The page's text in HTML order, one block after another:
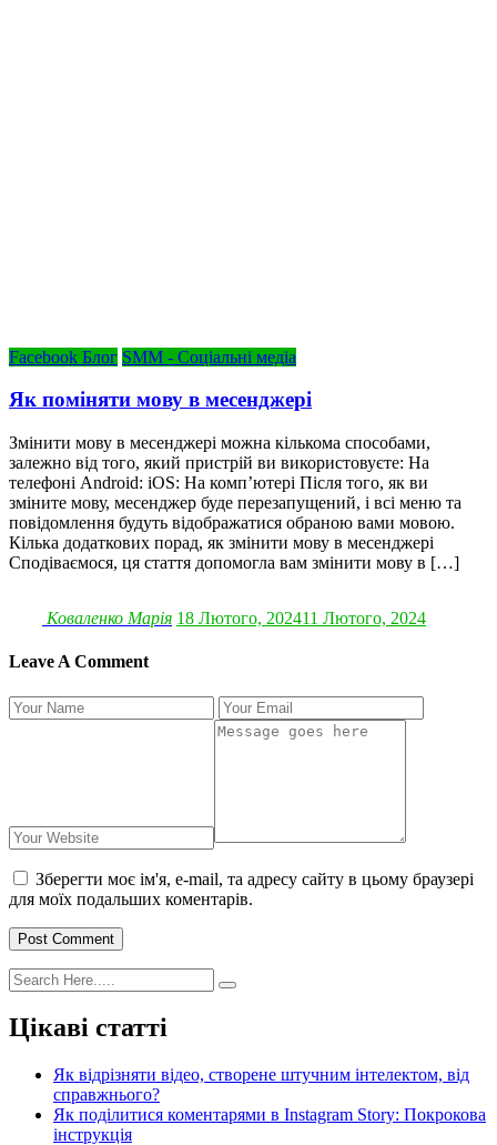
Facebook Блог SMM - Соціальні медіа
Як поміняти мову в месенджері
Змінити мову в месенджері можна кількома способами,
залежно від того, який пристрій ви використовуєте: На
телефоні Android: iOS: На комп’ютері Після того, як ви
зміните мову, месенджер буде перезапущений, і всі меню та
повідомлення будуть відображатися обраною вами мовою.
Кілька додаткових порад, як змінити мову в месенджері
Сподіваємося, ця стаття допомогла вам змінити мову в […]
Коваленко Марія 18 Лютого, 202411 Лютого, 2024
Leave A Comment
Зберегти моє ім'я, e-mail, та адресу сайту в цьому браузері
для моїх подальших коментарів.
Post Comment
Цікаві статті
Як відрізняти відео, створене штучним інтелектом, від
справжнього?
Як поділитися коментарями в Instagram Story: Покрокова
інструкція